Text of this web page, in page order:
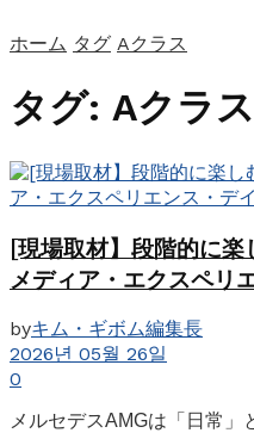
ホーム タグ Aクラス
タグ: Aクラス
[現場取材】段階的に
メディア・エクスペリ
byキム・ギボム編集長
2026년 05월 26일
0
メルセデスAMGは「日常